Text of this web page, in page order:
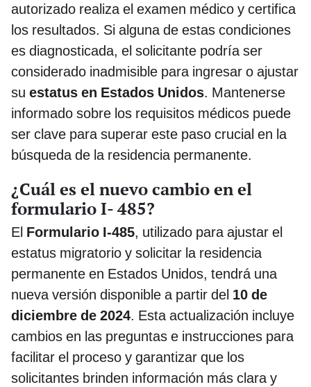
autorizado realiza el examen médico y certifica
los resultados. Si alguna de estas condiciones
es diagnosticada, el solicitante podría ser
considerado inadmisible para ingresar o ajustar
su estatus en Estados Unidos. Mantenerse
informado sobre los requisitos médicos puede
ser clave para superar este paso crucial en la
búsqueda de la residencia permanente.
¿Cuál es el nuevo cambio en el
formulario I- 485?
El Formulario I-485, utilizado para ajustar el
estatus migratorio y solicitar la residencia
permanente en Estados Unidos, tendrá una
nueva versión disponible a partir del 10 de
diciembre de 2024. Esta actualización incluye
cambios en las preguntas e instrucciones para
facilitar el proceso y garantizar que los
solicitantes brinden información más clara y